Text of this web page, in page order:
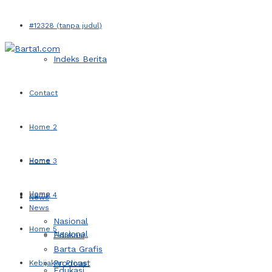
#12328 (tanpa judul)
Indeks Berita
Contact
Home 2
Home 3
Home 4
Home 5
Kebijakan Privasi
Home
News
Nasional
Home
News
Nasional
Edukasi
Barta Grafis
Prodcast